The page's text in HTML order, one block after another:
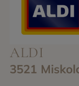
ALDI
3521